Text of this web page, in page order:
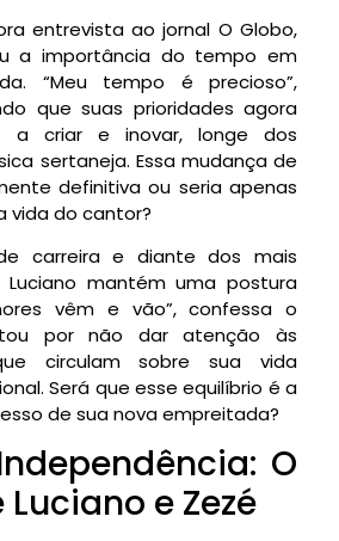
entrevista ao jornal O Globo,
a importância do tempo em
“Meu tempo é precioso”,
que suas prioridades agora
a criar e inovar, longe dos
sertaneja. Essa mudança de
definitiva ou seria apenas
vida do cantor?
carreira e diante dos mais
Luciano mantém uma postura
vêm e vão”, confessa o
por não dar atenção às
circulam sobre sua vida
Será que esse equilíbrio é a
de sua nova empreitada?
O
e Zezé